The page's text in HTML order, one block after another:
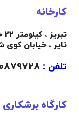
کارخانه
تایر ، خیابان
تلفن :
کارگاه